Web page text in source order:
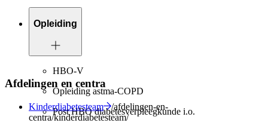
Opleiding
HBO-V
Opleiding astma-COPD
Post HBO diabetesverpleegkunde i.o.
Afdelingen en centra
Kinderdiabetesteam
/afdelingen-en-
centra/kinderdiabetesteam/